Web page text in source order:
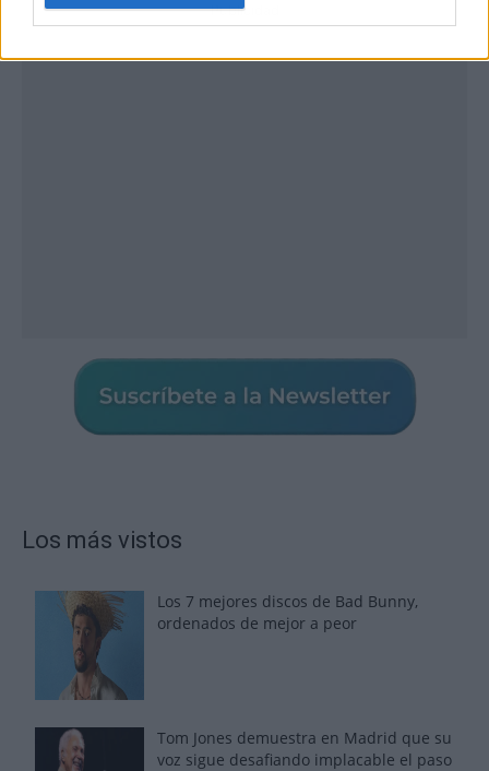
Publicidad
Los más vistos
Los 7 mejores discos de Bad Bunny,
ordenados de mejor a peor
Tom Jones demuestra en Madrid que su
voz sigue desafiando implacable el paso